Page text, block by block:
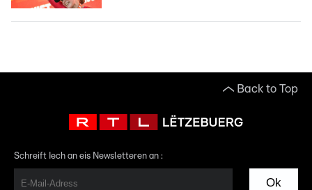
Back to Top
Schreift Iech an eis Newsletteren an :
Ok